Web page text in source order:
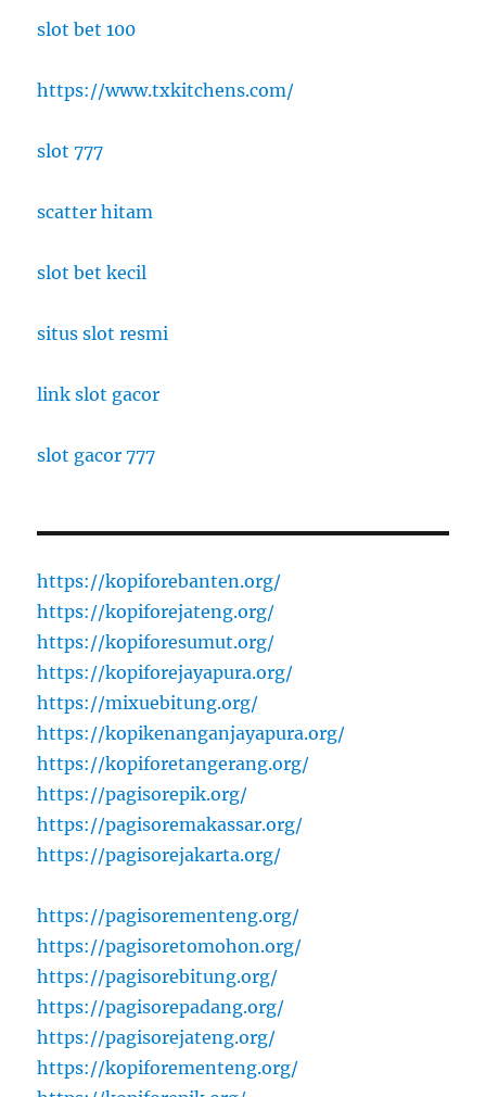
slot bet 100
https://www.txkitchens.com/
slot 777
scatter hitam
slot bet kecil
situs slot resmi
link slot gacor
slot gacor 777
https://kopiforebanten.org/
https://kopiforejateng.org/
https://kopiforesumut.org/
https://kopiforejayapura.org/
https://mixuebitung.org/
https://kopikenanganjayapura.org/
https://kopiforetangerang.org/
https://pagisorepik.org/
https://pagisoremakassar.org/
https://pagisorejakarta.org/
https://pagisorementeng.org/
https://pagisoretomohon.org/
https://pagisorebitung.org/
https://pagisorepadang.org/
https://pagisorejateng.org/
https://kopiforementeng.org/